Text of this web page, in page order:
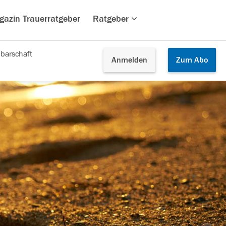
Trauerratgeber Ratgeber
Anmelden Zum Abo